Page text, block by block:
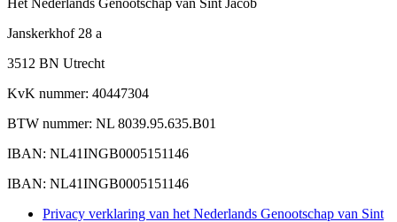
Janskerkhof 28 a
3512 BN Utrecht
KvK nummer: 40447304
BTW nummer: NL 8039.95.635.B01
IBAN: NL41INGB0005151146
IBAN: NL41INGB0005151146
Privacy verklaring van het Nederlands Genootschap van Sint